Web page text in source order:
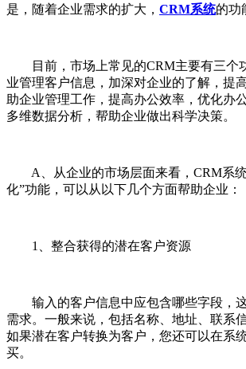
是，随着企业需求的扩大， CRM系统的功
目前，市场上常见的CRM主要有三个
业管理客户信息，加深对企业的了解，提
助企业管理工作，提高办公效率，优化办
多维数据分析，帮助企业做出科学决策。
A、从企业的市场层面来看，CRM系统
化”功能，可以从以下几个方面帮助企业：
1、整合获得的潜在客户资源
输入的客户信息中应包含哪些字段，
需求。一般来说，包括名称、地址、联系
如果潜在客户转换为客户，您还可以在系
买。